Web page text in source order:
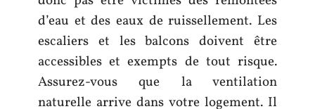
d’eau et des eaux de ruissellement. Les
escaliers et les balcons doivent être
accessibles et exempts de tout risque.
Assurez-vous que la ventilation
naturelle arrive dans votre logement. Il